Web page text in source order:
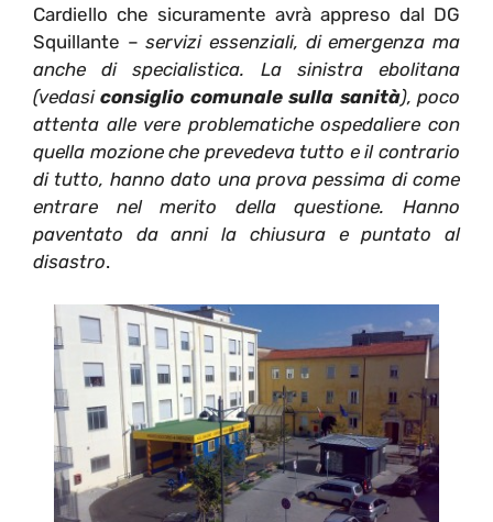
Cardiello che sicuramente avrà appreso dal DG
Squillante –servizi essenziali, di emergenza ma
anche di specialistica. La sinistra ebolitana
(vedasiconsiglio comunale sulla sanità), poco
attenta alle vere problematiche ospedaliere con
quella mozione che prevedeva tutto e il contrario
di tutto, hanno dato una prova pessima di come
entrare nel merito della questione. Hanno
paventato da anni la chiusura e puntato al
disastro.